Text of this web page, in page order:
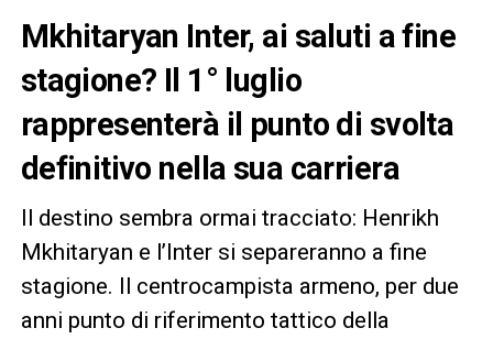
Mkhitaryan Inter, ai saluti a fine
stagione? Il 1° luglio
rappresenterà il punto di svolta
definitivo nella sua carriera
Il destino sembra ormai tracciato: Henrikh
Mkhitaryan e l’Inter si separeranno a fine
stagione. Il centrocampista armeno, per due
anni punto di riferimento tattico della